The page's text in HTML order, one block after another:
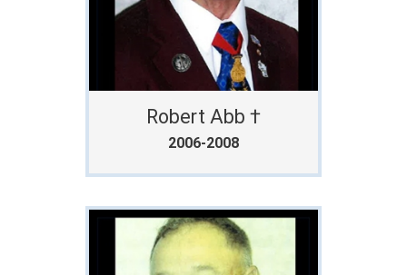
Robert Abb †
2006-2008